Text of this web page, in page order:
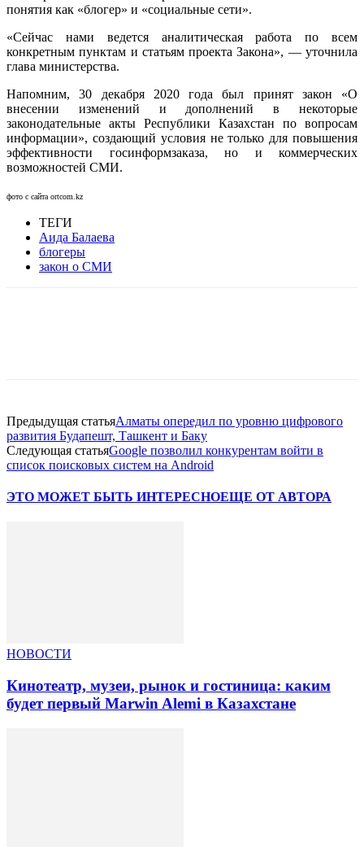
понятия как «блогер» и «социальные сети».
«Сейчас нами ведется аналитическая работа по всем
конкретным пунктам и статьям проекта Закона», — уточнила
глава министерства.
Напомним, 30 декабря 2020 года был принят закон «О
внесении изменений и дополнений в некоторые
законодательные акты Республики Казахстан по вопросам
информации», создающий условия не только для повышения
эффективности госинформзаказа, но и коммерческих
возможностей СМИ.
фото с сайта ortcom.kz
ТЕГИ
Аида Балаева
блогеры
закон о СМИ
Предыдущая статьяАлматы опередил по уровню цифрового
развития Будапешт, Ташкент и Баку
Следующая статьяGoogle позволил конкурентам войти в
список поисковых систем на Android
ЭТО МОЖЕТ БЫТЬ ИНТЕРЕСНОЕЩЕ ОТ АВТОРА
НОВОСТИ
Кинотеатр, музеи, рынок и гостиница: каким
будет первый Marwin Alemi в Казахстане